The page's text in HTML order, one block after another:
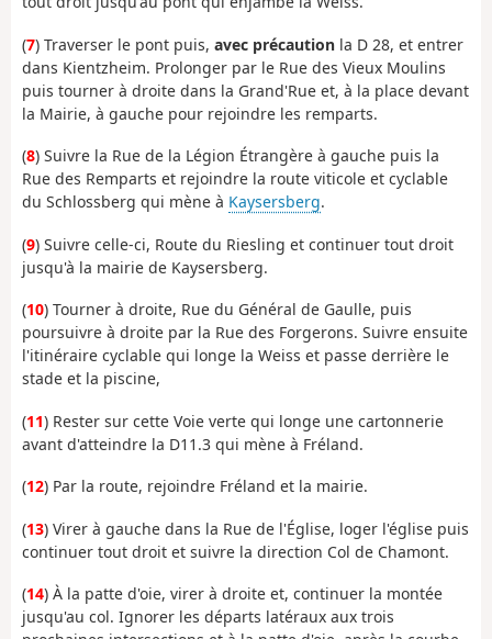
(7) Traverser le pont puis, avec précaution la D 28, et entrer
dans Kientzheim. Prolonger par le Rue des Vieux Moulins
puis tourner à droite dans la Grand'Rue et, à la place devant
la Mairie, à gauche pour rejoindre les remparts.
(8) Suivre la Rue de la Légion Étrangère à gauche puis la
Rue des Remparts et rejoindre la route viticole et cyclable
du Schlossberg qui mène à Kaysersberg.
(9) Suivre celle-ci, Route du Riesling et continuer tout droit
jusqu'à la mairie de Kaysersberg.
(10) Tourner à droite, Rue du Général de Gaulle, puis
poursuivre à droite par la Rue des Forgerons. Suivre ensuite
l'itinéraire cyclable qui longe la Weiss et passe derrière le
stade et la piscine,
(11) Rester sur cette Voie verte qui longe une cartonnerie
avant d'atteindre la D11.3 qui mène à Fréland.
(12) Par la route, rejoindre Fréland et la mairie.
(13) Virer à gauche dans la Rue de l'Église, loger l'église puis
continuer tout droit et suivre la direction Col de Chamont.
(14) À la patte d'oie, virer à droite et, continuer la montée
jusqu'au col. Ignorer les départs latéraux aux trois